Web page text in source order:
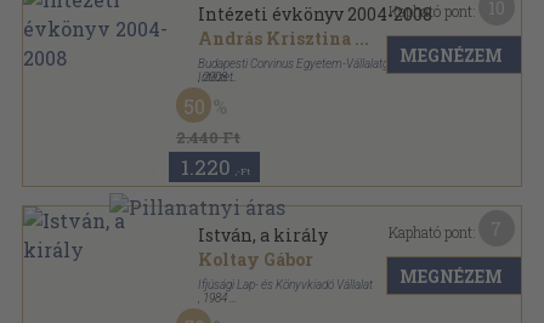
Intézeti évkönyv 2004-2008
András Krisztina ...
Budapesti Corvinus Egyetem-Vállalatgazdaságtan
Intézet
,2008
Ragasztott papírkötés
Intézeti Évkönyv sorozat
2.440 Ft
50
1.220 ,-Ft
Kapható pont:
MEGNÉZEM
István, a király
Koltay Gábor
Ifjúsági Lap- és Könyvkiadó Vállalat
1984
Ragasztott papírkötés
Kapható pont:
MEGNÉZEM